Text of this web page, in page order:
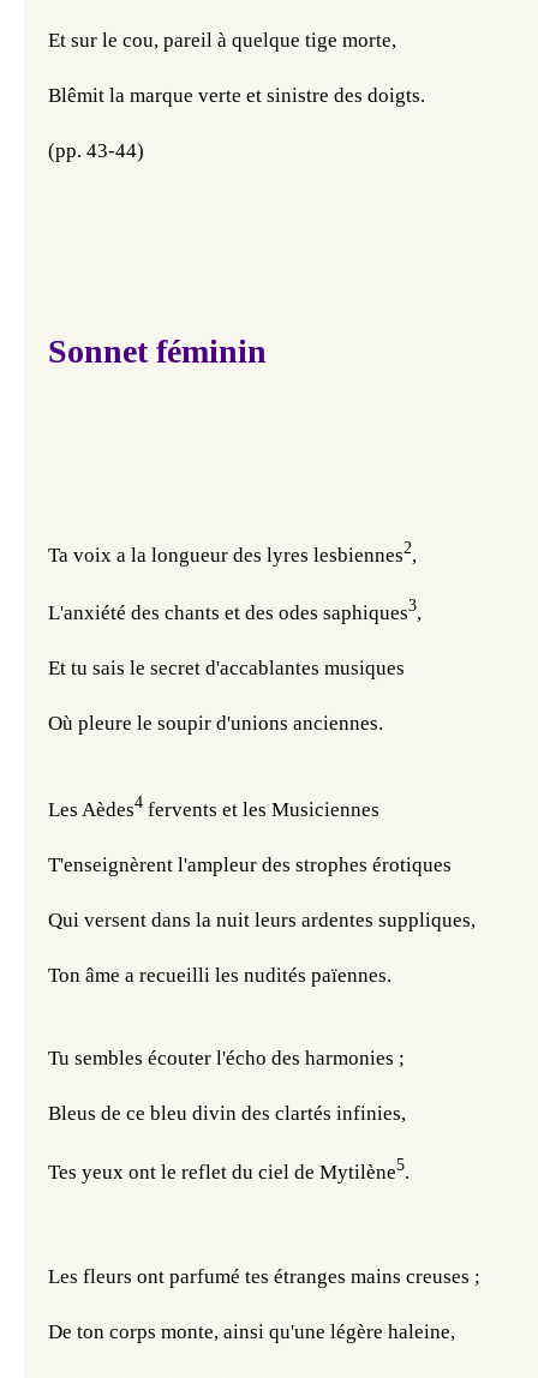
Et sur le cou, pareil à quelque tige morte,
Blêmit la marque verte et sinistre des doigts.
(pp. 43-44)
Sonnet féminin
Ta voix a la longueur des lyres lesbiennes2,
L'anxiété des chants et des odes saphiques3,
Et tu sais le secret d'accablantes musiques
Où pleure le soupir d'unions anciennes.
Les Aèdes4 fervents et les Musiciennes
T'enseignèrent l'ampleur des strophes érotiques
Qui versent dans la nuit leurs ardentes suppliques,
Ton âme a recueilli les nudités païennes.
Tu sembles écouter l'écho des harmonies ;
Bleus de ce bleu divin des clartés infinies,
Tes yeux ont le reflet du ciel de Mytilène5.
Les fleurs ont parfumé tes étranges mains creuses ;
De ton corps monte, ainsi qu'une légère haleine,